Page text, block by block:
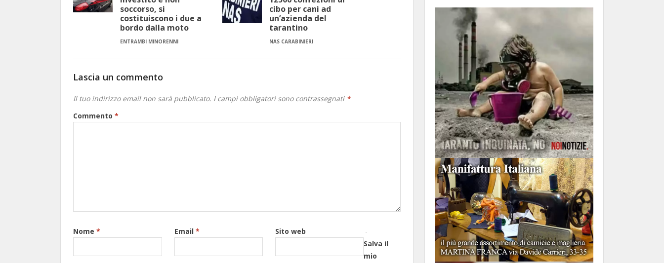
soccorso, si
costituiscono i due a
bordo dalla moto
ENTRAMBI MINORENNI
cibo per cani ad
un’azienda del
tarantino
NAS CARABINIERI
Lascia un commento
Il tuo indirizzo email non sarà pubblicato. I campi obbligatori sono contrassegnati *
Commento *
Nome * Email *
Sito web
Salva il
mio